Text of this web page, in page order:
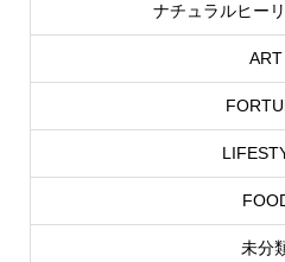
ナチュラルヒー
ART
未分